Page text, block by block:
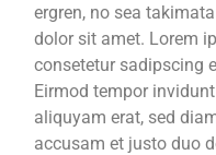
ergren, no sea
dolor sit amet. Lorem
consetetur sadipscing
Eirmod tempor
aliquyam erat, sed
accusam et justo duo